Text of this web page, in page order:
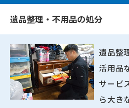
遺品整理・不用品の処分
遺品整
活用品
サービ
ら大き